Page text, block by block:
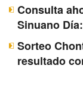
Consulta
Sinuano
Sorteo
resultado